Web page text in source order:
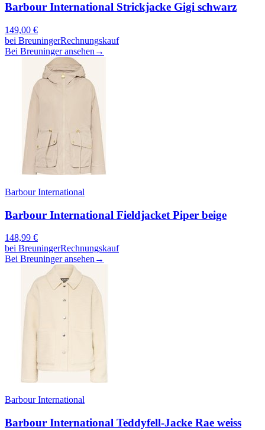
Barbour International Strickjacke Gigi schwarz
149,00 €
bei BreuningerRechnungskauf
Bei Breuninger ansehen →
Barbour International
Barbour International Fieldjacket Piper beige
148,99 €
bei BreuningerRechnungskauf
Bei Breuninger ansehen →
Barbour International
Barbour International Teddyfell-Jacke Rae weiss